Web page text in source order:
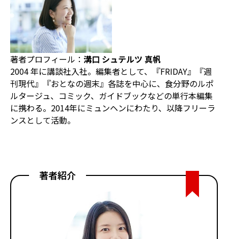
著者プロフィール： 溝口 シュテルツ 真帆
2004 年に講談社入社。編集者として、『FRIDAY』『週
刊現代』『おとなの週末』各誌を中心に、食分野のルポ
ルタージュ、コミック、ガイドブックなどの単行本編集
に携わる。2014年にミュンヘンにわたり、以降フリーラ
ンスとして活動。
著者紹介